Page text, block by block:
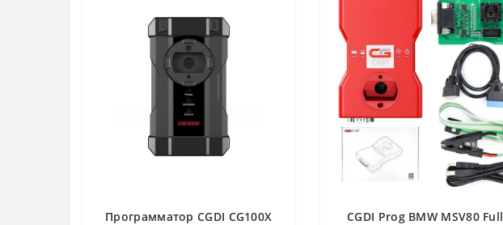
Программатор CGDI CG100X
CGDI Prog BMW MSV80 Full